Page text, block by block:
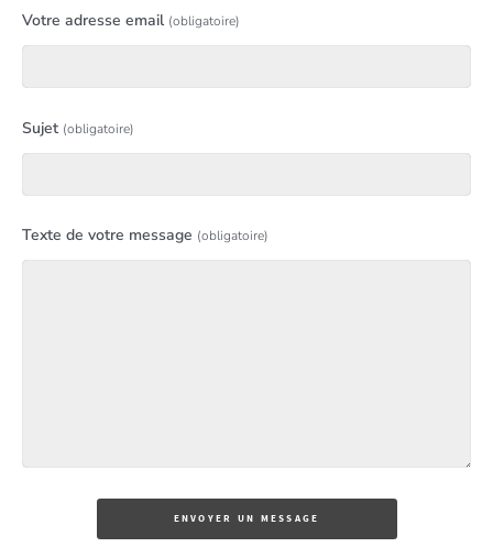
Votre adresse email (obligatoire)
Sujet (obligatoire)
Texte de votre message (obligatoire)